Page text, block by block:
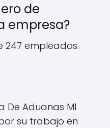
de
empresa?
247 empleados.
De Aduanas Ml
su trabajo en